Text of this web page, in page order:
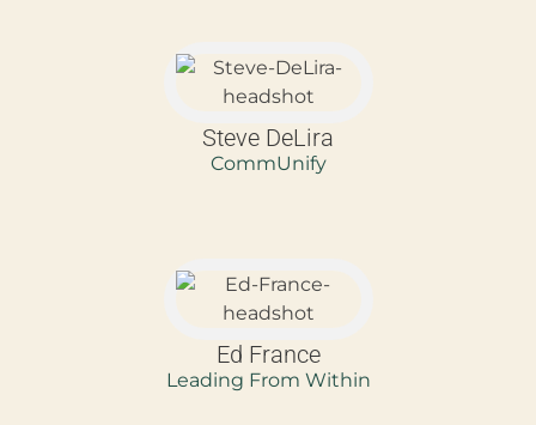
Steve DeLira
CommUnify
Ed France
Leading From Within